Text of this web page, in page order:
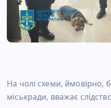
На чолі схеми, ймовірно,
міськради, вважає